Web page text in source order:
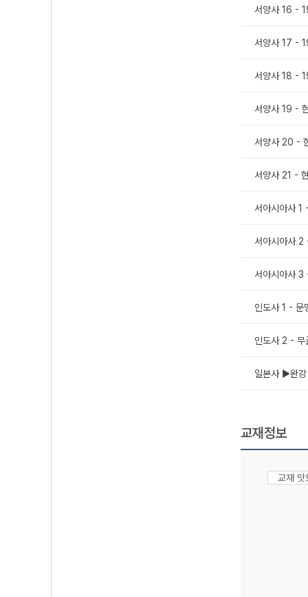
서양사 16 -
서양사 17 -
서양사 18 -
서양사 19 -
서양사 20 -
서양사 21 -
서아시아사 1
서아시아사 2
서아시아사 3
인도사 1 - 문
인도사 2 - 무
일본사 ▶완강
교재정보
교재